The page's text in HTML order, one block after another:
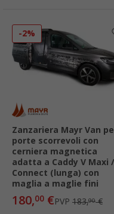
-2%
Zanzariera Mayr Van
porte scorrevoli con
cerniera magnetica
adatta a Caddy V Maxi /
Connect (lunga) con
maglia a maglie fini
180,00 €PVP 183,90€